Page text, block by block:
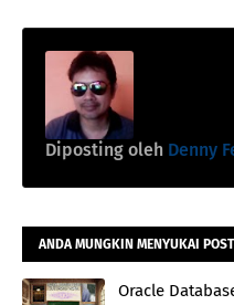
Diposting oleh Denny
ANDA MUNGKIN MENYUKAI
Oracle